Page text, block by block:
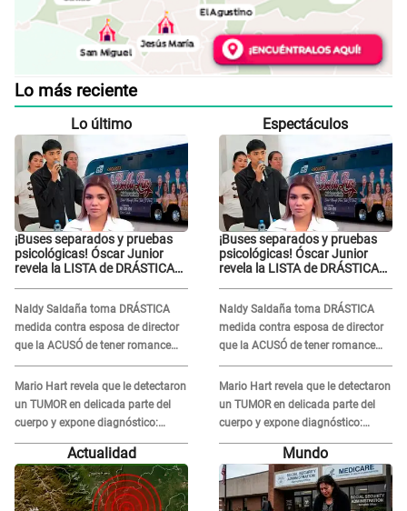
Lo más reciente
Lo último
¡Buses separados y pruebas
psicológicas! Óscar Junior
revela la LISTA de DRÁSTICAS
Naldy Saldaña
Naldy Saldaña toma DRÁSTICA
medida contra esposa de director
que la ACUSÓ de tener romance
con él: "Muy triste..."
Mario Hart revela que le detectaron
un TUMOR en delicada parte del
cuerpo y expone diagnóstico:
"Dolores muy fuertes..."
Espectáculos
¡Buses separados y pruebas
psicológicas! Óscar Junior
revela la LISTA de DRÁSTICAS
Naldy Saldaña
Naldy Saldaña toma DRÁSTICA
medida contra esposa de director
que la ACUSÓ de tener romance
con él: "Muy triste..."
Mario Hart revela que le detectaron
un TUMOR en delicada parte del
cuerpo y expone diagnóstico:
"Dolores muy fuertes..."
Actualidad Mundo